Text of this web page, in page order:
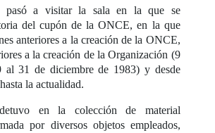
pasó a visitar la sala en la que se
del cupón de la ONCE, en la que
anteriores a la creación de la ONCE,
a la creación de la Organización (9
al 31 de diciembre de 1983) y desde
la actualidad.
en la colección de material
por diversos objetos empleados,